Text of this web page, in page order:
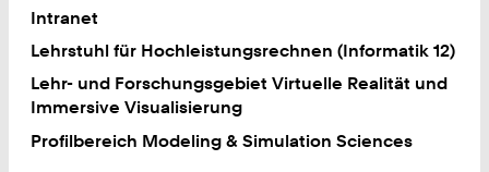
Intranet
Lehrstuhl für Hochleistungsrechnen (Informatik 12)
Lehr- und Forschungsgebiet Virtuelle Realität und
Immersive Visualisierung
Profilbereich Modeling & Simulation Sciences